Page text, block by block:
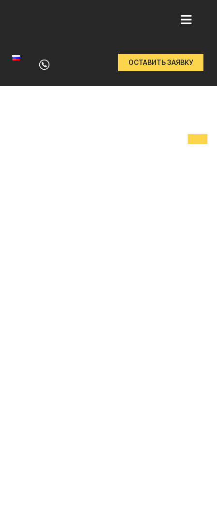
содержимому
ОСТАВИТЬ ЗАЯВКУ